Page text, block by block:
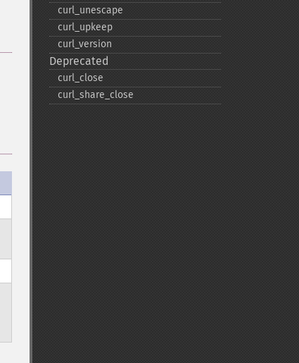
curl_​unescape
curl_​upkeep
curl_​version
Deprecated
curl_​close
curl_​share_​close